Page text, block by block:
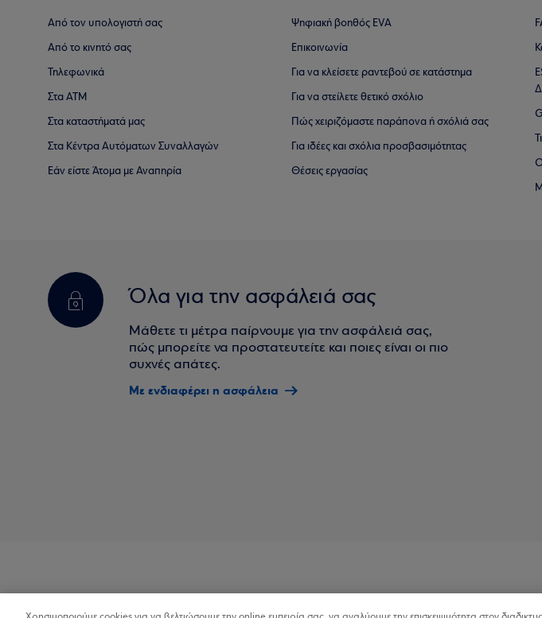
Από τον υπολογιστή σας
Από το κινητό σας
Τηλεφωνικά
Στα ΑΤΜ
Στα καταστήματά μας
Στα Κέντρα Αυτόματων Συναλλαγών
Εάν είστε Άτομα με Αναπηρία
Ψηφιακή βοηθός EVA
Επικοινωνία
Για να κλείσετε ραντεβού σε κατάστημα
Για να στείλετε θετικό σχόλιο
Πώς χειριζόμαστε παράπονα ή σχόλιά σας
Για ιδέες και σχόλια προσβασιμότητας
Θέσεις εργασίας
Όλα για την ασφάλειά σας
Μάθετε τι μέτρα παίρνουμε για την ασφάλειά σας,
πώς μπορείτε να προστατευτείτε και ποιες είναι οι πιο
συχνές απάτες.
Με ενδιαφέρει η ασφάλεια